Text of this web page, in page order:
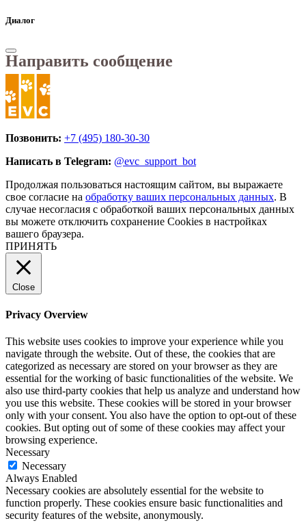
Диалог
Направить сообщение
Позвонить: +7 (495) 180-30-30
Написать в Telegram: @evc_support_bot
Продолжая пользоваться настоящим сайтом, вы выражаете
свое согласие на обработку ваших персональных данных. В
случае несогласия с обработкой ваших персональных данных
вы можете отключить сохранение Cookies в настройках
вашего браузера.
ПРИНЯТЬ
Close
Privacy Overview
This website uses cookies to improve your experience while you
navigate through the website. Out of these, the cookies that are
categorized as necessary are stored on your browser as they are
essential for the working of basic functionalities of the website. We
also use third-party cookies that help us analyze and understand how
you use this website. These cookies will be stored in your browser
only with your consent. You also have the option to opt-out of these
cookies. But opting out of some of these cookies may affect your
browsing experience.
Necessary
Necessary
Always Enabled
Necessary cookies are absolutely essential for the website to
function properly. These cookies ensure basic functionalities and
security features of the website, anonymously.